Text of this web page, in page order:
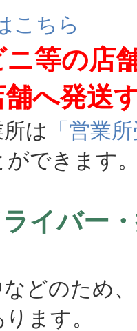
こちら
等の店
へ発送
は 「営業
ができます
ライバー
どのため
ます。